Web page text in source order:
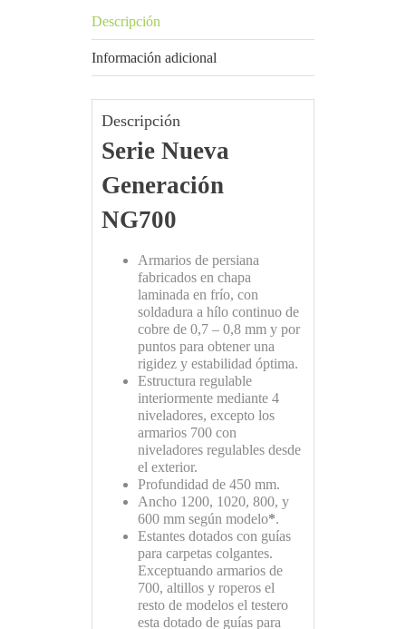
Descripción
Información adicional
Descripción
Serie Nueva
Generación
NG700
Armarios de persiana
fabricados en chapa
laminada en frío, con
soldadura a hílo continuo de
cobre de 0,7 – 0,8 mm y por
puntos para obtener una
rigidez y estabilidad óptima.
Estructura regulable
interiormente mediante 4
niveladores, excepto los
armarios 700 con
niveladores regulables desde
el exterior.
Profundidad de 450 mm.
Ancho 1200, 1020, 800, y
600 mm según modelo*.
Estantes dotados con guías
para carpetas colgantes.
Exceptuando armarios de
700, altillos y roperos el
resto de modelos el testero
esta dotado de guías para